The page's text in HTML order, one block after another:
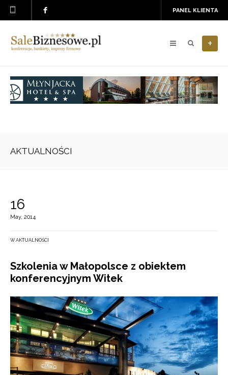
PANEL KLIENTA
+
AKTUALNOŚCI
16
May, 2014
W AKTUALNOŚCI
Szkolenia w Małopolsce z obiektem
konferencyjnym Witek